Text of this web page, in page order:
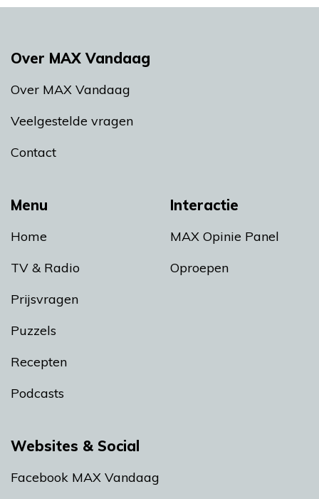
Menu
Home
TV & Radio
Prijsvragen
Puzzels
Recepten
Podcasts
Interactie
MAX Opinie Panel
Oproepen
Over MAX Vandaag
Over MAX Vandaag
Veelgestelde vragen
Contact
Websites & Social
Facebook MAX Vandaag